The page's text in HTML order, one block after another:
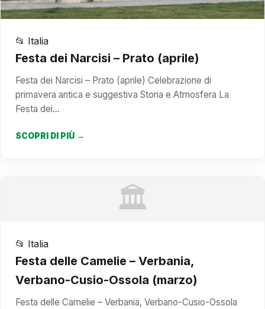
📂 Italia
Festa dei Narcisi – Prato (aprile)
Festa dei Narcisi – Prato (aprile) Celebrazione di
primavera antica e suggestiva Storia e Atmosfera La
Festa dei…
SCOPRI DI PIÙ →
🏛️
📂 Italia
Festa delle Camelie – Verbania,
Verbano-Cusio-Ossola (marzo)
Festa delle Camelie – Verbania, Verbano-Cusio-Ossola